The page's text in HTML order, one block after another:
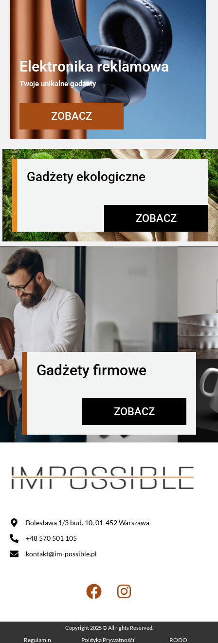
Elektronika reklamowa
Twoje unikalne gadżety
ZOBACZ
Gadżety ekologiczne
ZOBACZ
Gadżety firmowe
ZOBACZ
Bolesława 1/3 bud. 10, 01-452 Warszawa
+48 570 501 105
kontakt@im-possible.pl
Copyright 2025 © All rights Reserved.
Regulamin Polityka Prywatnośći RODO